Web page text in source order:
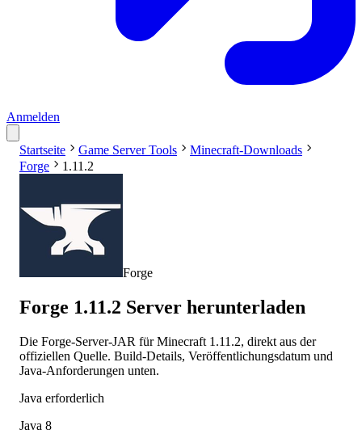
Anmelden
Startseite Game Server Tools
Minecraft-Downloads
Forge
1.11.2
Forge
Forge 1.11.2 Server herunterladen
Die Forge-Server-JAR für Minecraft 1.11.2, direkt aus der
offiziellen Quelle. Build-Details, Veröffentlichungsdatum und
Java-Anforderungen unten.
Java erforderlich
Java 8